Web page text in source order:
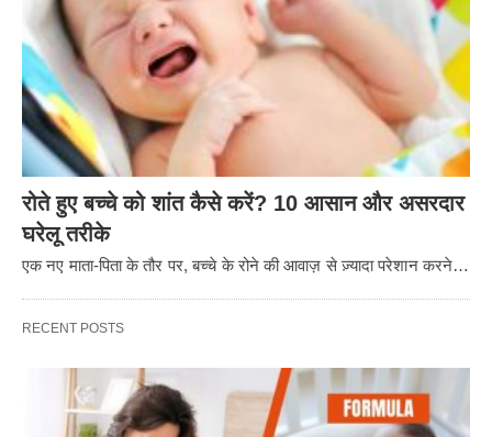
रोते हुए बच्चे को शांत कैसे करें? 10 आसान और असरदार
घरेलू तरीके
एक नए माता-पिता के तौर पर, बच्चे के रोने की आवाज़ से ज़्यादा परेशान करने…
RECENT POSTS